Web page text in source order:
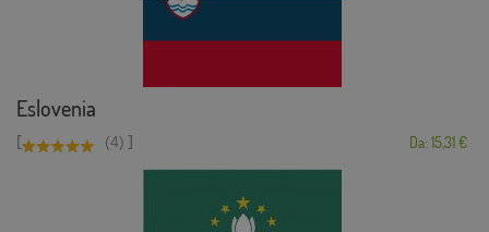
Eslovenia
[ (4) ] Da: 15,31 €